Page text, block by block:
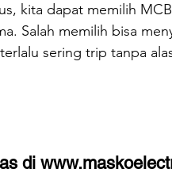
kita dapat memilih
Salah memilih bisa
sering trip tanpa
di